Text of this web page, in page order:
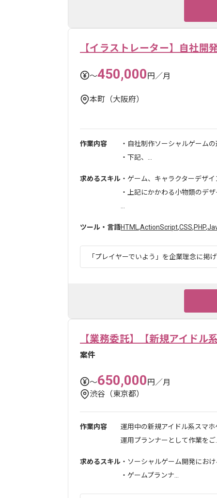
【イラストレーター】自社開
〜450,000円／月
本町（大阪府）
作業内容
・自社制作ソーシャルゲーム
・下記、...
求めるスキル ・ゲーム、キャラクターデザ
・上記にかかわる小物類のデ
ツール・言語HTML ,ActionScript,CSS,PHP,
「プレイヤーでいよう」を企業理念に掲
【業務委託】【新規アイドル
案件
〜650,000円／月
渋谷（東京都）
作業内容
運用中の新規アイドル系スマ
運用プランナーとして作業をご
求めるスキル ・ソーシャルゲーム開発にお
・ゲームプランナ...